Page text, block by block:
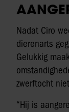
Nadat Ciro
dierenarts
Gelukkig
zwerftocht
“Hij is